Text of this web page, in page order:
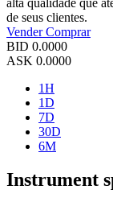
de seus clientes.
VenderComprar
BID 0.0000
ASK 0.0000
1H
1D
7D
30D
6M
Instrument